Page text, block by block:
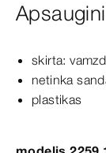
skirta:
netinka
plastikas